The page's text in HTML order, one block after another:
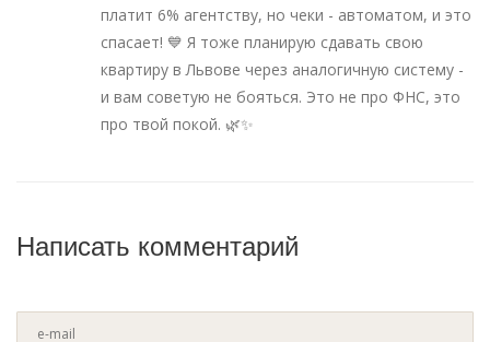
платит 6% агентству, но чеки - автоматом, и это
спасает! 💙 Я тоже планирую сдавать свою
квартиру в Львове через аналогичную систему -
и вам советую не бояться. Это не про ФНС, это
про твой покой. 🌿✨
Написать комментарий